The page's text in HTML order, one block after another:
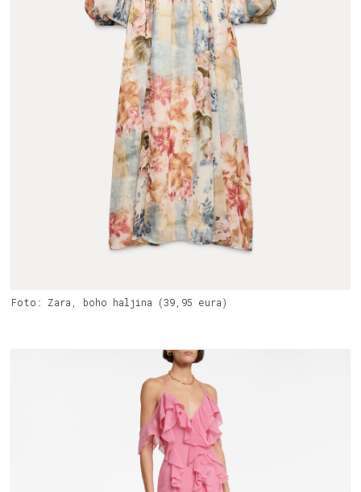
Foto: Zara, boho haljina (39,95 eura)